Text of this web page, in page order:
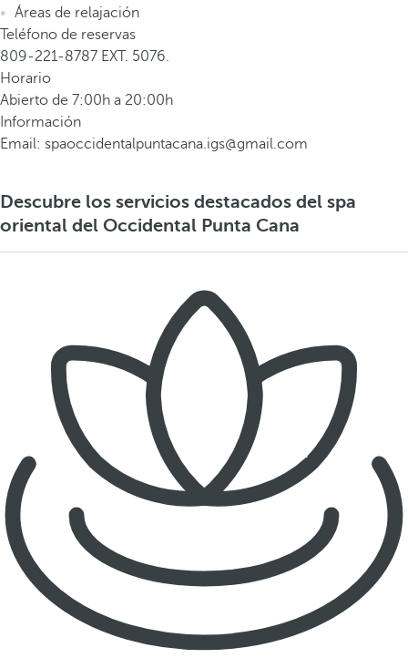
Áreas de relajación
Teléfono de reservas
809-221-8787 EXT. 5076.
Horario
Abierto de 7:00h a 20:00h
Información
Email: spaoccidentalpuntacana.igs@gmail.com
Descubre los servicios destacados del spa
oriental del Occidental Punta Cana